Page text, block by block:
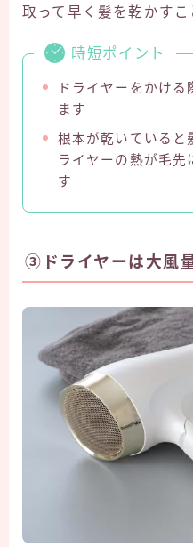
取って早く髪を乾かすこ
時短ポイント
ドライヤーをかける
ます
根本が乾いていると
ライヤーの熱が毛先
す
③ドライヤーは大風